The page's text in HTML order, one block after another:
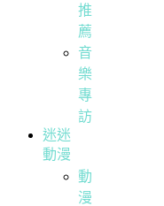
推
薦
音
樂
專
訪
迷迷
動漫
動
漫